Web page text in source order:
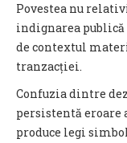
Povestea nu
indignarea publică
de contextul
tranzacției.
Confuzia dintre
persistentă
produce legi